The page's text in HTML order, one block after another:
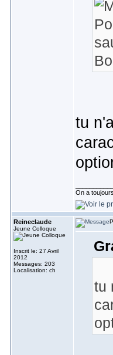
tu
On a
Reineclaude
Jeune Colloque
Inscrit le: 27 Avril
2012
Messages: 203
Localisation: ch
tu